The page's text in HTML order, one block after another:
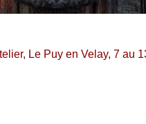
Le Puy en Velay, 7 au